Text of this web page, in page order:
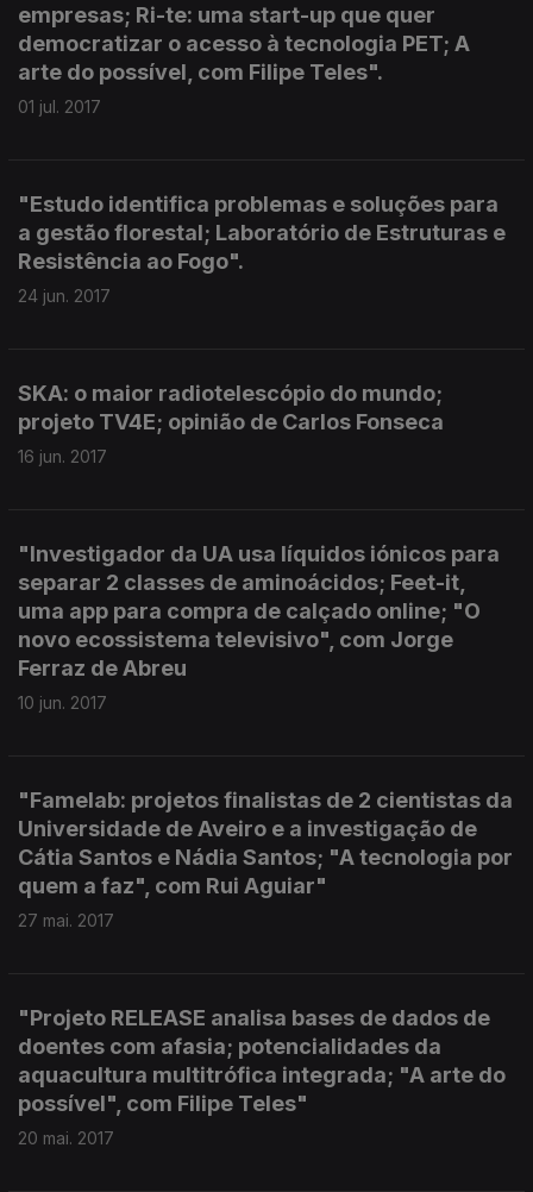
empresas; Ri-te: uma start-up que quer
democratizar o acesso à tecnologia PET; A
arte do possível, com Filipe Teles".
01 jul. 2017
"Estudo identifica problemas e soluções para
a gestão florestal; Laboratório de Estruturas e
Resistência ao Fogo".
24 jun. 2017
SKA: o maior radiotelescópio do mundo;
projeto TV4E; opinião de Carlos Fonseca
16 jun. 2017
"Investigador da UA usa líquidos iónicos para
separar 2 classes de aminoácidos; Feet-it,
uma app para compra de calçado online; "O
novo ecossistema televisivo", com Jorge
Ferraz de Abreu
10 jun. 2017
"Famelab: projetos finalistas de 2 cientistas da
Universidade de Aveiro e a investigação de
Cátia Santos e Nádia Santos; "A tecnologia por
quem a faz", com Rui Aguiar"
27 mai. 2017
"Projeto RELEASE analisa bases de dados de
doentes com afasia; potencialidades da
aquacultura multitrófica integrada; "A arte do
possível", com Filipe Teles"
20 mai. 2017